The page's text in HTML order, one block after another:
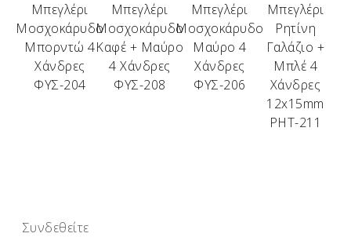
Μπεγλέρι
Μοσχοκάρυδο
Μπορντώ 4
Χάνδρες
ΦΥΣ-204
Μπεγλέρι
Μοσχοκάρυδο
Καφέ + Μαύρο
4 Χάνδρες
ΦΥΣ-208
Μπεγλέρι
Μοσχοκάρυδο
Μαύρο 4
Χάνδρες
ΦΥΣ-206
Μπεγλέρι
Ρητίνη
Γαλάζιο +
Μπλέ 4
Χάνδρες
12x15mm
ΡΗΤ-211
Συνδεθείτε